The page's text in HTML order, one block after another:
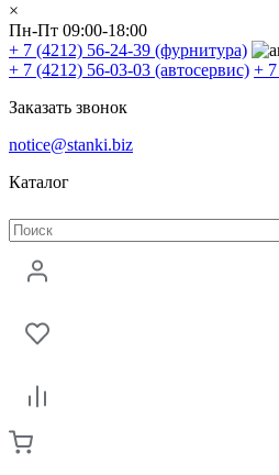
×
Пн-Пт 09:00-18:00
+ 7 (4212) 56-24-39 (фурнитура)
+ 7 (4212) 56-03-03 (автосервис) +
Заказать звонок
notice@stanki.biz
Каталог